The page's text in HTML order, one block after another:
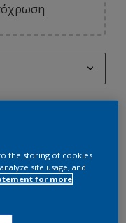
the storing of cookies
site usage, and
for more